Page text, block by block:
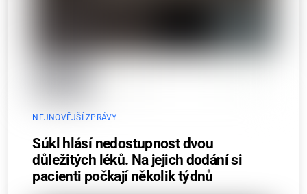
NEJNOVĚJŠÍ ZPRÁVY
Súkl hlásí nedostupnost dvou
důležitých léků. Na jejich dodání si
pacienti počkají několik týdnů